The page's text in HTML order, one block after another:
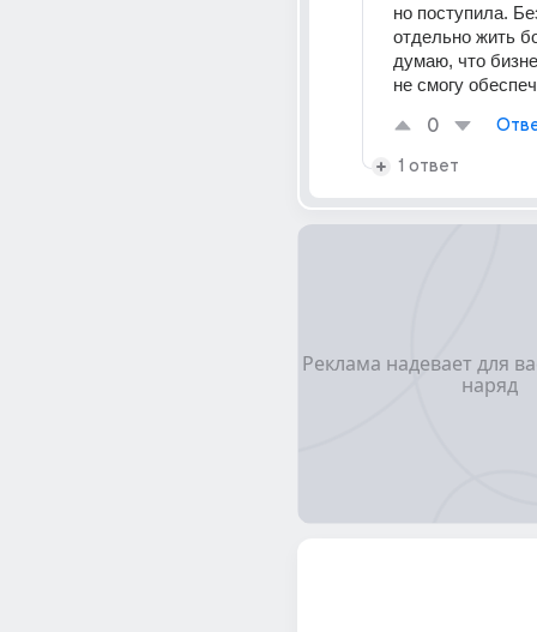
но поступила.
отдельно жить
думаю, что
не смогу
0
1 ответ